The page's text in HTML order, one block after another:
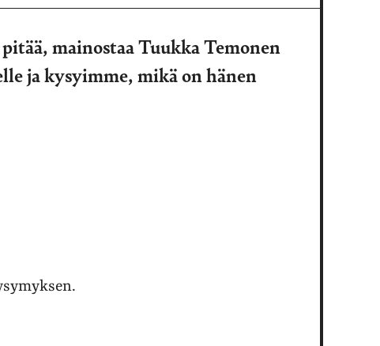
mainostaa Tuukka Temonen
ja kysyimme, mikä on hänen